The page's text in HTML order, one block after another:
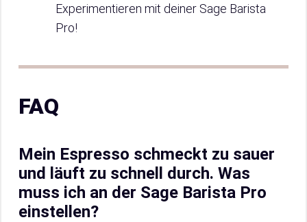
Experimentieren mit deiner Sage Barista
Pro!
FAQ
Mein Espresso schmeckt zu sauer
und läuft zu schnell durch. Was
muss ich an der Sage Barista Pro
einstellen?